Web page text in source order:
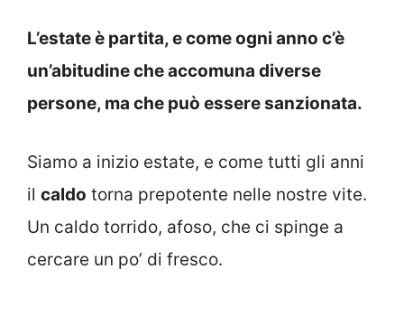
L’estate è partita, e come ogni anno c’è
un’abitudine che accomuna diverse
persone, ma che può essere sanzionata.
Siamo a inizio estate, e come tutti gli anni
il caldo torna prepotente nelle nostre vite.
Un caldo torrido, afoso, che ci spinge a
cercare un po’ di fresco.